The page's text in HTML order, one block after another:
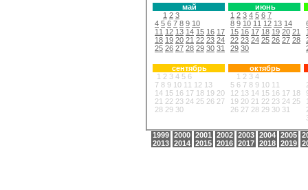
май
1 2 3
4 5 6 7 8 9 10
11 12 13 14 15 16 17
18 19 20 21 22 23 24
25 26 27 28 29 30 31
июнь
1 2 3 4 5 6 7
8 9 10 11 12 13 14
15 16 17 18 19 20 21
22 23 24 25 26 27 28
29 30
сентябрь
1 2 3 4 5 6
7 8 9 10 11 12 13
14 15 16 17 18 19 20
21 22 23 24 25 26 27
28 29 30
октябрь
1 2 3 4
5 6 7 8 9 10 11
12 13 14 15 16 17 18
19 20 21 22 23 24 25
26 27 28 29 30 31
1999 2000 2001 2002 2003 2004 2005
2013 2014 2015 2016 2017 2018 2019